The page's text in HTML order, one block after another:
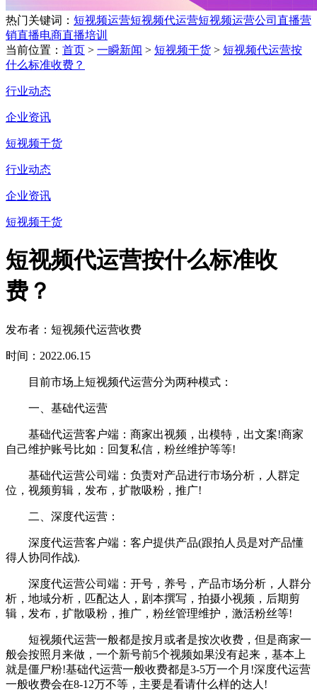
热门关键词： 短视频运营短视频代运营短视频运营公司 直播营
销直播电商直播培训
当前位置： 首页 > 一瞬新闻 > 短视频干货 > 短视频代运营按
什么标准收费？
行业动态
企业资讯
短视频干货
行业动态
企业资讯
短视频干货
短视频代运营按什么标准收
费？
发布者：短视频代运营收费
时间：2022.06.15
目前市场上短视频代运营分为两种模式：
一、基础代运营
基础代运营客户端：商家出视频，出模特，出文案!商家
自己维护账号比如：回复私信，粉丝维护等等!
基础代运营公司端：负责对产品进行市场分析，人群定
位，视频剪辑，发布，扩散吸粉，推广!
二、深度代运营：
深度代运营客户端：客户提供产品(跟拍人员是对产品懂
得人协同作战).
深度代运营公司端：开号，养号，产品市场分析，人群分
析，地域分析，匹配达人，剧本撰写，拍摄小视频，后期剪
辑，发布，扩散吸粉，推广，粉丝管理维护，激活粉丝等!
短视频代运营一般都是按月或者是按次收费，但是商家一
般会按照月来做，一个新号前5个视频如果没有起来，基本上
就是僵尸粉!基础代运营一般收费都是3-5万一个月!深度代运营
一般收费会在8-12万不等，主要是看请什么样的达人!